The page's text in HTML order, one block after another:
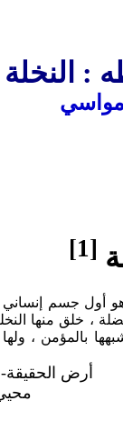
مواسي
[1]
هو أول جسم
، خلق منها
بالمؤمن ،
أرض الحقيقة-